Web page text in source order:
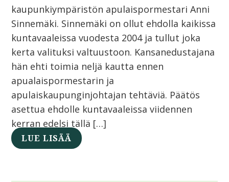
kaupunkiympäristön apulaispormestari Anni
Sinnemäki. Sinnemäki on ollut ehdolla kaikissa
kuntavaaleissa vuodesta 2004 ja tullut joka
kerta valituksi valtuustoon. Kansanedustajana
hän ehti toimia neljä kautta ennen
apualaispormestarin ja
apulaiskaupunginjohtajan tehtäviä. Päätös
asettua ehdolle kuntavaaleissa viidennen
kerran edelsi tällä […]
LUE LISÄÄ